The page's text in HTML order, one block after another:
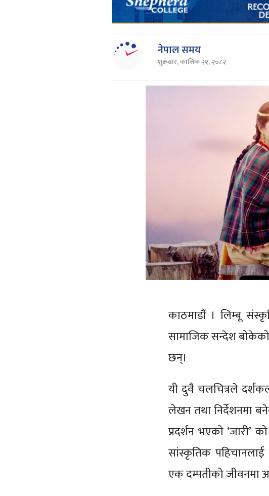
नेपाल समय
शुक्रबार, कात्तिक २१, २०८२
काठमाडौं । लिम्बू
सामाजिक सन्देश
छन्।
यी दुवै चलचित्रले
लेखन तथा निर्देशनमा
प्रदर्शन भएको ‘जारी’
सांस्कृतिक पहिचानलाई
एक दम्पतीको जीवनमा